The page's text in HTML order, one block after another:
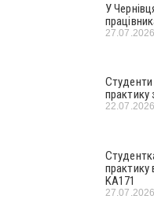
У
27.07.2026
практику
22.07.2026
практику
KA171
27.07.2026